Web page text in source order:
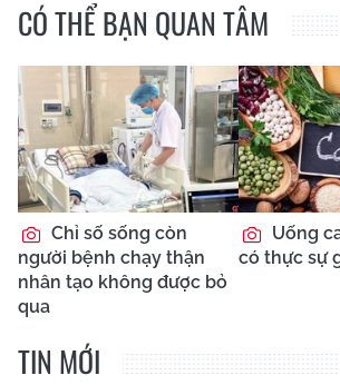
CÓ THỂ BẠN QUAN TÂM
Chỉ số sống còn
người bệnh chạy thận
nhân tạo không được bỏ
qua
Uống
có thực sự
TIN MỚI